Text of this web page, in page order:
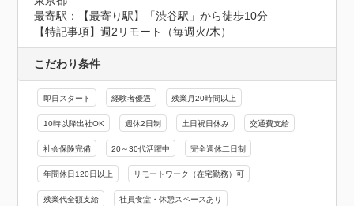
最寄駅：【最寄り駅】「渋谷駅」から徒歩10分
【特記事項】週2リモート（毎週火/木）
こだわり条件
即日スタート 経験者優遇 残業月20時間以上
10時以降出社OK 週休2日制 土日祝日休み 交通費支給
社会保険完備 20～30代活躍中 完全週休二日制
年間休日120日以上 リモートワーク（在宅勤務）可
残業代全額支給 社員食堂・休憩スペースあり